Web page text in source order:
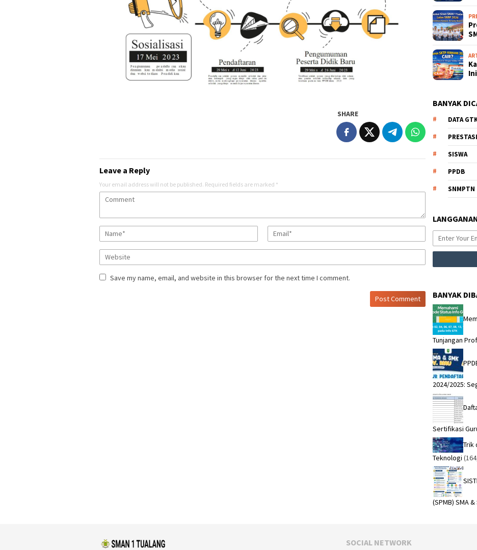
SHARE
Leave a Reply
Your email address will not be published. Required fields are marked *
Save my name, email, and website in this browser for the next time I comment.
BANYAK
DATA
SISWA
PPDB
SNMPTN
BANYAK
Tunjangan
2024/2025:
Sertifikasi
Trik
Teknologi
(SPMB) SMA &
SOCIAL NETWORK